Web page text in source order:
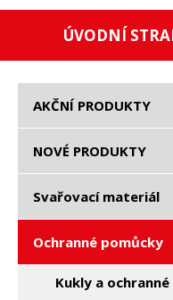
ÚVODNÍ
AKČNÍ PRODUKTY
NOVÉ PRODUKTY
Svařovací materiál
Ochranné pomůcky
Kukly a